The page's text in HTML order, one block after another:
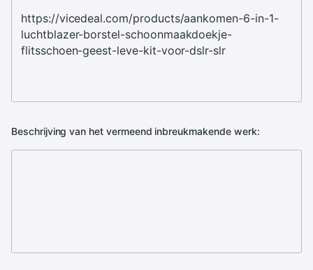
Beschrijving van het vermeend inbreukmakende werk: